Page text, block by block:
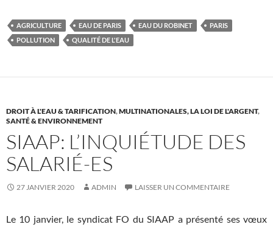
AGRICULTURE EAU DE PARIS EAU DU ROBINET
PARIS
POLLUTION
QUALITÉ DE L'EAU
DROIT À L'EAU & TARIFICATION,MULTINATIONALES, LA LOI DE L'ARGENT,
SANTÉ & ENVIRONNEMENT
SIAAP: L’INQUIÉTUDE DES
SALARIÉ-ES
27 JANVIER 2020 ADMIN LAISSER UN COMMENTAIRE
Le 10 janvier, le syndicat FO du SIAAP a présenté ses vœux